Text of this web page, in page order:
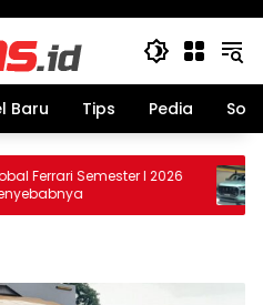
Baru Tips Pedia
Semester I 2026